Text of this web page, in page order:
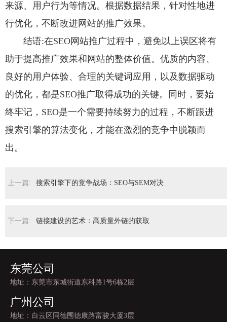
来源、用户行为等情况。根据数据结果，针对性地进
行优化，不断改进网站的推广效果。
结语:在SEO网站推广过程中，避免以上误区将有
助于提高推广效果和网站的整体价值。优质的内容、
良好的用户体验、合理的关键词应用，以及数据驱动
的优化，都是SEO推广取得成功的关键。同时，要始
终牢记，SEO是一个需要持续努力的过程，不断跟进
搜索引擎的算法变化，才能在激烈的竞争中脱颖而
出。
上一篇: 搜索引擎下的竞争战场：SEO与SEM对决
下一篇: 链接建设的艺术：高质量外链的获取
东莞公司
地址：东莞市东城街道东科路1号6栋2层
广州公司
地址：白云区同德围德康路富骏大厦3层